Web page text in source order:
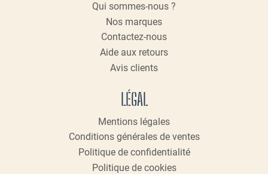
Qui sommes-nous ?
Nos marques
Contactez-nous
Aide aux retours
Avis clients
LÉGAL
Mentions légales
Conditions générales de ventes
Politique de confidentialité
Politique de cookies